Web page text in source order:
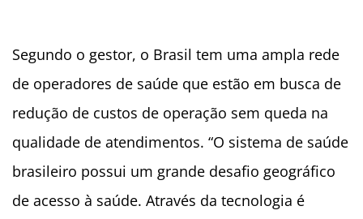
Segundo o gestor, o Brasil tem uma ampla rede
de operadores de saúde que estão em busca de
redução de custos de operação sem queda na
qualidade de atendimentos. “O sistema de saúde
brasileiro possui um grande desafio geográfico
de acesso à saúde. Através da tecnologia é